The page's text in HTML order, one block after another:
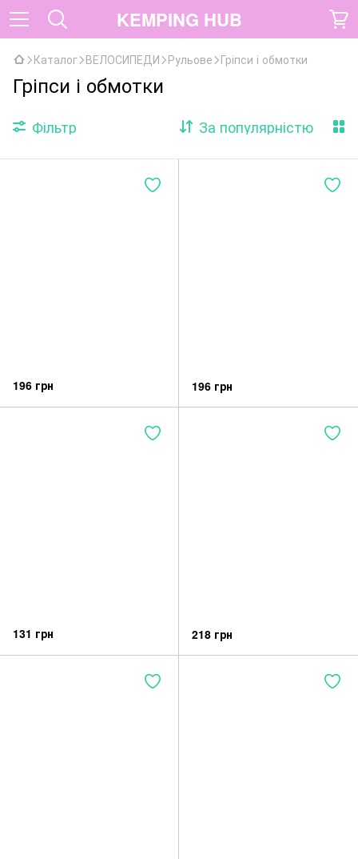
KEMPING HUB
Каталог ВЕЛОСИПЕДИ Рульове Гріпси і обмотки
Гріпси і обмотки
Фільтр За популярністю
196 грн 196 грн
131 грн 218 грн